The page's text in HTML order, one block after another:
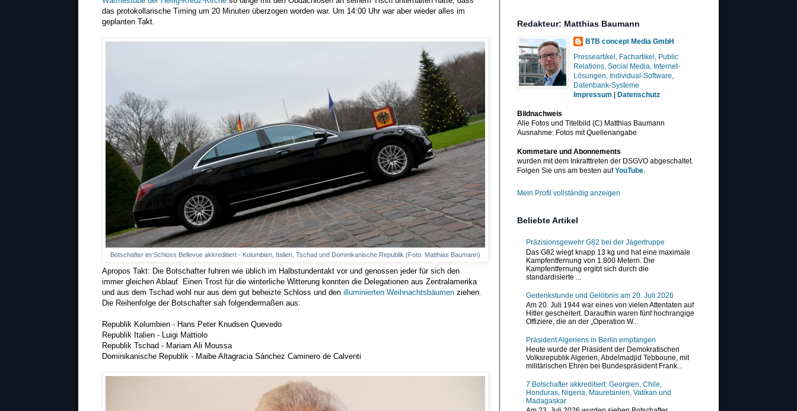
das protokollarische Timing um 20 Minuten überzogen worden war. Um 14:00 Uhr war aber wieder alles im
geplanten Takt.
Botschafter im Schloss Bellevue akkreditiert - Kolumbien, Italien, Tschad und Dominikanische Republik (Foto: Matthias Baumann)
Apropos Takt: Die Botschafter fuhren wie üblich im Halbstundentakt vor und genossen jeder für sich den
immer gleichen Ablauf. Einen Trost für die winterliche Witterung konnten die Delegationen aus Zentralamerika
und aus dem Tschad wohl nur aus dem gut beheizte Schloss und den illuminierten Weihnachtsbäumen ziehen.
Die Reihenfolge der Botschafter sah folgendermaßen aus:
Republik Kolumbien - Hans Peter Knudsen Quevedo
Republik Italien - Luigi Mattiolo
Republik Tschad - Mariam Ali Moussa
Dominikanische Republik - Maibe Altagracia Sánchez Caminero de Calventi
Redakteur: Matthias Baumann
BTB concept Media GmbH
Presseartikel, Fachartikel, Public
Relations, Social Media, Internet-
Lösungen, Individual-Software,
Datenbank-Systeme
Impressum
Datenschutz
Bildnachweis
Alle Fotos und Titelbild (C) Matthias Baumann
Ausnahme: Fotos mit Quellenangabe
Kommetare und Abonnements
wurden mit dem Inkrafttreten der DSGVO abgeschaltet.
Folgen Sie uns am besten aufYouTube.
Mein Profil vollständig anzeigen
Beliebte Artikel
Präzisionsgewehr G82 bei der Jägertruppe
Das G82 wiegt knapp 13 kg und hat eine maximale
Kampfentfernung von 1.800 Metern. Die
Kampfentfernung ergibt sich durch die
standardisierte ...
Gedenkstunde und Gelöbnis am 20. Juli 2026
Am 20. Juli 1944 war eines von vielen Attentaten auf
Hitler gescheitert. Daraufhin waren fünf hochrangige
Offiziere, die an der „Operation W...
Präsident Algeriens in Berlin empfangen
Heute wurde der Präsident der Demokratischen
Volksrepublik Algerien, Abdelmadjid Tebboune, mit
militärischen Ehren bei Bundespräsident Frank...
7 Botschafter akkreditiert: Georgien, Chile,
Honduras, Nigeria, Mauretanien, Vatikan und
Madagaskar